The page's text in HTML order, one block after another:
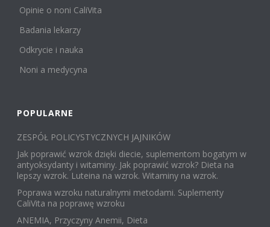
Opinie o noni CaliVita
Badania lekarzy
Odkrycie i nauka
Noni a medycyna
POPULARNE
ZESPÓŁ POLICYSTYCZNYCH JAJNIKÓW
Jak poprawić wzrok dzięki diecie, suplementom bogatym w
antyoksydanty i witaminy. Jak poprawić wzrok? Dieta na
lepszy wzrok. Luteina na wzrok. Witaminy na wzrok.
Poprawa wzroku naturalnymi metodami. Suplementy
CaliVita na poprawę wzroku
ANEMIA, Przyczyny Anemii, Dieta